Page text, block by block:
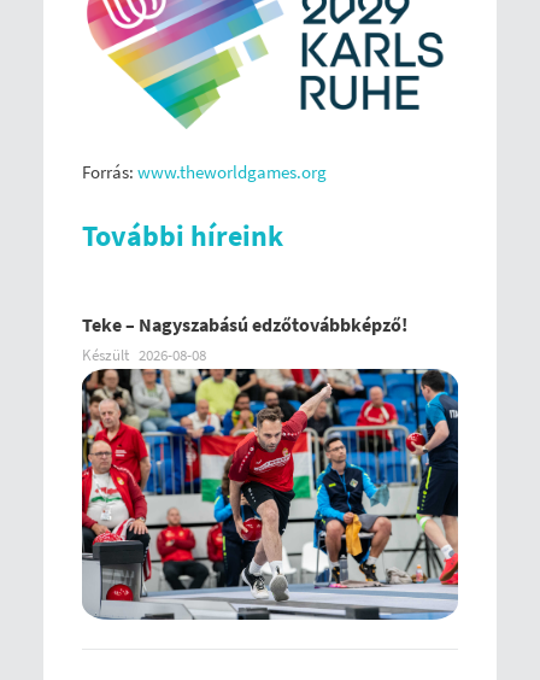
Forrás: www.theworldgames.org
További híreink
Teke – Nagyszabású edzőtovábbképző!
Készült 2026-08-08